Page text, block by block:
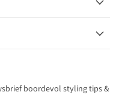
boordevol styling tips &